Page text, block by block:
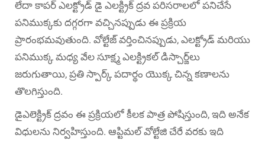
లేదా కాపర్ ఎలక్ట్రోడ్ డై ఎలక్ట్రిక్ ద్రవ పరిసరాలలో పనిచేసే
పనిముక్కకు దగ్గరగా వచ్చినప్పుడు ఈ ప్రక్రియ
ప్రారంభమవుతుంది. వోల్టేజ్ వర్తించినప్పుడు, ఎలక్ట్రోడ్ మరియు
పనిముక్క మధ్య వేల సూక్ష్మ ఎలక్ట్రికల్ డిస్చార్జ్‌లు
జరుగుతాయి, ప్రతి స్పార్క్ పదార్థం యొక్క చిన్న కణాలను
తొలగిస్తుంది.
డైఎలెక్ట్రిక్ ద్రవం ఈ ప్రక్రియలో కీలక పాత్ర పోషిస్తుంది, ఇది అనేక
విధులను నిర్వహిస్తుంది. ఆప్టిమల్ వోల్టేజి చేరే వరకు ఇది